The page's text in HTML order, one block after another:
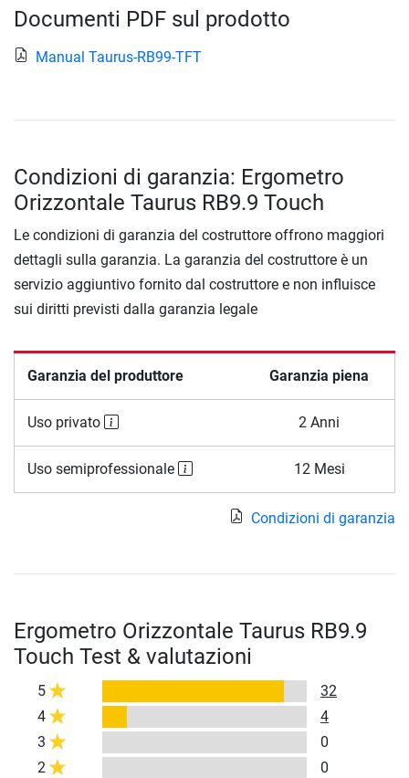
Documenti PDF sul prodotto
Manual Taurus-RB99-TFT
Condizioni di garanzia: Ergometro
Orizzontale Taurus RB9.9 Touch
Le condizioni di garanzia del costruttore offrono maggiori
dettagli sulla garanzia. La garanzia del costruttore è un
servizio aggiuntivo fornito dal costruttore e non influisce
sui diritti previsti dalla garanzia legale
Garanzia del produttore Garanzia piena
Uso privato 2 Anni
Uso semiprofessionale 12 Mesi
Condizioni di garanzia
Ergometro Orizzontale Taurus RB9.9
Touch Test & valutazioni
5
32
4
4
3
0
2
0